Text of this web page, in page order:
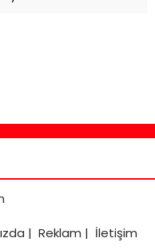
| Reklam | İletişim